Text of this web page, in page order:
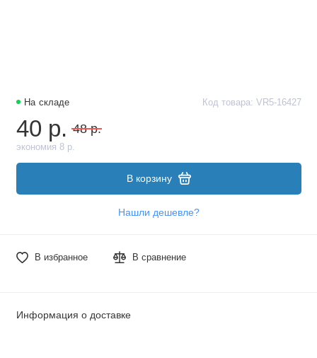
На складе Код товара: VR5-16427
40 р. 48 р.
экономия 8 р.
В корзину
Нашли дешевле?
В избранное В сравнение
Информация о доставке